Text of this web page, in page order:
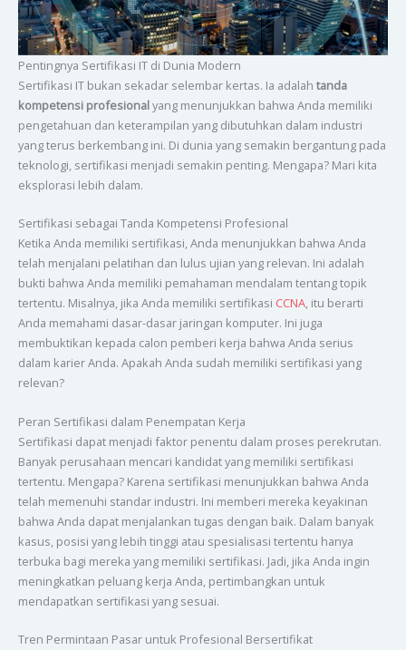
Pentingnya Sertifikasi IT di Dunia Modern
Sertifikasi IT bukan sekadar selembar kertas. Ia adalah tanda
kompetensi profesionalyang menunjukkan bahwa Anda memiliki
pengetahuan dan keterampilan yang dibutuhkan dalam industri
yang terus berkembang ini. Di dunia yang semakin bergantung pada
teknologi, sertifikasi menjadi semakin penting. Mengapa? Mari kita
eksplorasi lebih dalam.
Sertifikasi sebagai Tanda Kompetensi Profesional
Ketika Anda memiliki sertifikasi, Anda menunjukkan bahwa Anda
telah menjalani pelatihan dan lulus ujian yang relevan. Ini adalah
bukti bahwa Anda memiliki pemahaman mendalam tentang topik
tertentu. Misalnya, jika Anda memiliki sertifikasi CCNA, itu berarti
Anda memahami dasar-dasar jaringan komputer. Ini juga
membuktikan kepada calon pemberi kerja bahwa Anda serius
dalam karier Anda. Apakah Anda sudah memiliki sertifikasi yang
relevan?
Peran Sertifikasi dalam Penempatan Kerja
Sertifikasi dapat menjadi faktor penentu dalam proses perekrutan.
Banyak perusahaan mencari kandidat yang memiliki sertifikasi
tertentu. Mengapa? Karena sertifikasi menunjukkan bahwa Anda
telah memenuhi standar industri. Ini memberi mereka keyakinan
bahwa Anda dapat menjalankan tugas dengan baik. Dalam banyak
kasus, posisi yang lebih tinggi atau spesialisasi tertentu hanya
terbuka bagi mereka yang memiliki sertifikasi. Jadi, jika Anda ingin
meningkatkan peluang kerja Anda, pertimbangkan untuk
mendapatkan sertifikasi yang sesuai.
Tren Permintaan Pasar untuk Profesional Bersertifikat